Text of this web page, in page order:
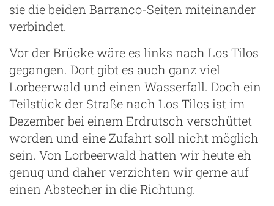
sie die beiden Barranco-Seiten miteinander
verbindet.
Vor der Brücke wäre es links nach Los Tilos
gegangen. Dort gibt es auch ganz viel
Lorbeerwald und einen Wasserfall. Doch ein
Teilstück der Straße nach Los Tilos ist im
Dezember bei einem Erdrutsch verschüttet
worden und eine Zufahrt soll nicht möglich
sein. Von Lorbeerwald hatten wir heute eh
genug und daher verzichten wir gerne auf
einen Abstecher in die Richtung.